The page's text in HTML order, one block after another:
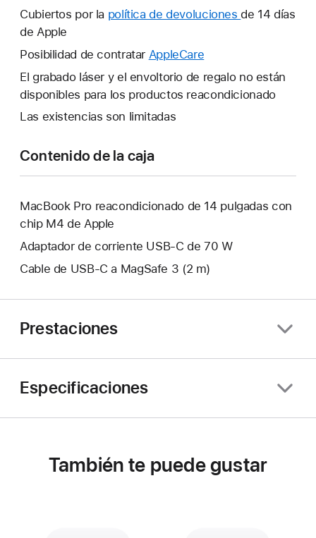
una
Cubiertos por la política de devoluciones Se
nueva.
de 14 días
de Apple
Posibilidad de contratar AppleCare
abrirá
una
El grabado láser y el envoltorio de regalo no están
disponibles para los productos reacondicionado
Las existencias son limitadas
Contenido de la caja
MacBook Pro reacondicionado de 14 pulgadas con
chip M4 de Apple
Adaptador de corriente USB‑C de 70 W
Cable de USB‑C a MagSafe 3 (2 m)
Prestaciones
Especificaciones
También te puede gustar